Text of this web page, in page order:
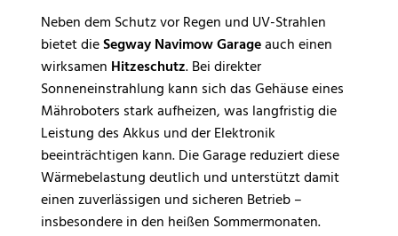
Neben dem Schutz vor Regen und UV-Strahlen
bietet dieSegway Navimow Garageauch einen
wirksamen Hitzeschutz. Bei direkter
Sonneneinstrahlung kann sich das Gehäuse eines
Mähroboters stark aufheizen, was langfristig die
Leistung des Akkus und der Elektronik
beeinträchtigen kann. Die Garage reduziert diese
Wärmebelastung deutlich und unterstützt damit
einen zuverlässigen und sicheren Betrieb –
insbesondere in den heißen Sommermonaten.